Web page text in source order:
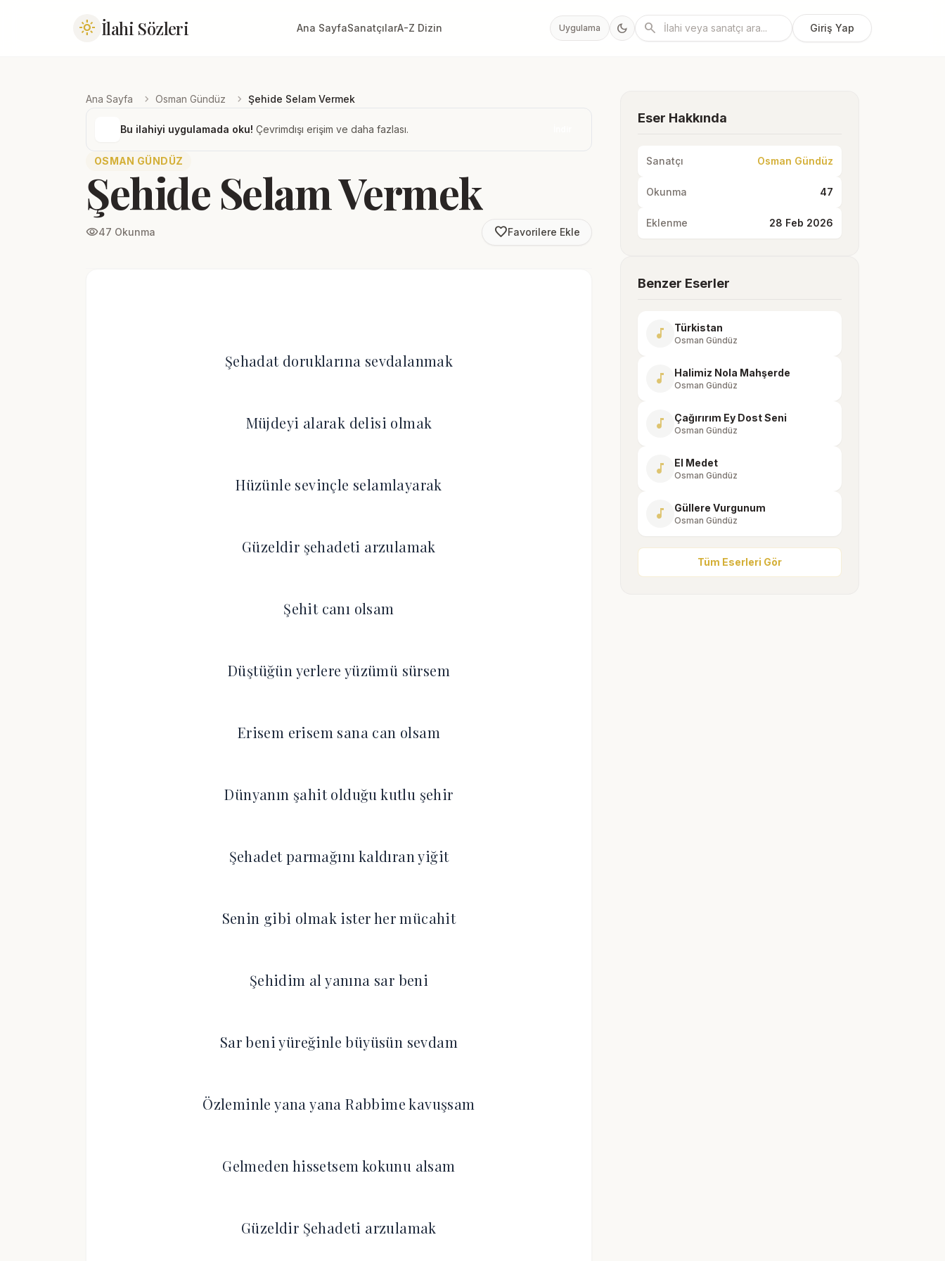
light_mode İlahi Sözleri Ana SayfaSanatçılarA-Z Dizin Uygulama dark_mode search Giriş Yap
Ana Sayfa chevron_right Osman Gündüz chevron_right Şehide Selam Vermek
Bu ilahiyi uygulamada oku! Çevrimdışı erişim ve daha fazlası.
OSMAN GÜNDÜZ
Şehide Selam Vermek
visibility47 Okunma favorite_borderFavorilere Ekle
Şehadat doruklarına sevdalanmak
Müjdeyi alarak delisi olmak
Hüzünle sevinçle selamlayarak
Güzeldir şehadeti arzulamak
Şehit canı olsam
Düştüğün yerlere yüzümü sürsem
Erisem erisem sana can olsam
Dünyanın şahit olduğu kutlu şehir
Şehadet parmağını kaldıran yiğit
Senin gibi olmak ister her mücahit
Şehidim al yanına sar beni
Sar beni yüreğinle büyüsün sevdam
Özleminle yana yana Rabbime kavuşsam
Gelmeden hissetsem kokunu alsam
Güzeldir Şehadeti arzulamak
Eser Hakkında
Sanatçı Osman Gündüz
Okunma 47
Eklenme 28 Feb 2026
Benzer Eserler
music_note Türkistan
Osman Gündüz
music_note Halimiz Nola Mahşerde
Osman Gündüz
music_note Çağırırım Ey Dost Seni
Osman Gündüz
music_note El Medet
Osman Gündüz
music_note Güllere Vurgunum
Osman Gündüz
Tüm Eserleri Gör